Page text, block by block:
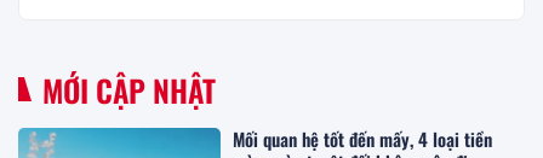
MỚI CẬP NHẬT
Mối quan hệ tốt đến mấy, 4 loại tiền